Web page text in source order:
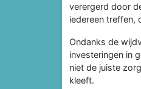
verergerd door
iedereen treffen,
Ondanks de
investeringen in
niet de juiste
kleeft.